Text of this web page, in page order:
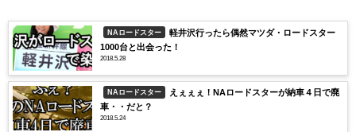
NAロードスター
軽井沢行ったら偶然マツダ・ロードスター
1000台と出会った！
2018.5.28
NAロードスター
えぇぇぇ！NAロードスターが納車４日で廃
車・・だと？
2018.5.24